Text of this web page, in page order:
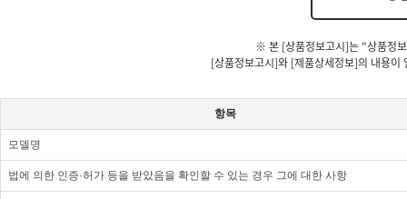
※ 본 [상품정보고시]는 "상품정
[상품정보고시]와 [제품상세정보]의 내용이
항목
모델명
법에 의한 인증·허가 등을 받았음을 확인할 수 있는 경우 그에 대한 사항